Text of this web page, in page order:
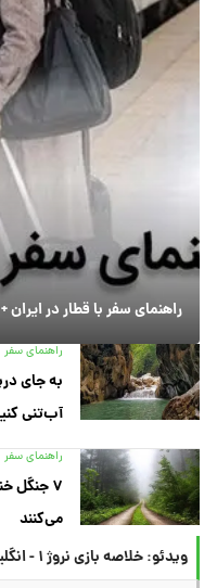
راهنمای سفر با قطار در
راهنمای سفر
به جای
آب‌تنی
راهنمای سفر
۷ جنگل
می‌کنند
ویدئو: خلاصه بازی نروژ ۱ - انگلیس ۲